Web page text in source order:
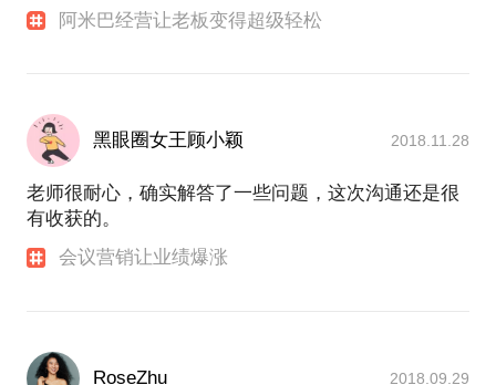
阿米巴经营让老板变得超级轻松
黑眼圈女王顾小颖 2018.11.28
老师很耐心，确实解答了一些问题，这次沟通还是很
有收获的。
会议营销让业绩爆涨
RoseZhu 2018.09.29